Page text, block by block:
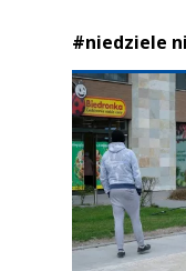
#niedziele